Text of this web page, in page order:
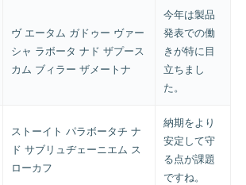
ヴ エータム ガドゥー ヴァー
シャ ラボータ ナド ザプース
カム ブィラー ザメートナ
今年は製品
発表での働
きが特に目
立ちまし
た。
ストーイト パラボータチ ナ
ド サブリュヂェーニエム ス
ローカフ
納期をより
安定して守
る点が課題
ですね。